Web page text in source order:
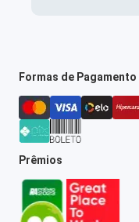
Formas de Pagamento
Prêmios